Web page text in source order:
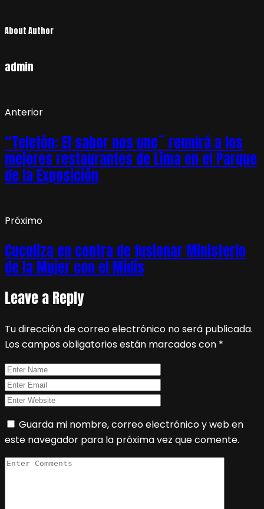
About Author
admin
Anterior
“Teletón: El sabor nos une¨ reunirá a los
mejores restaurantes de Lima en el Parque
de la Exposición
Próximo
Cuculiza en contra de fusionar Ministerio
de la Mujer con el Midis
Leave a Reply
Tu dirección de correo electrónico no será publicada.
Los campos obligatorios están marcados con *
Guarda mi nombre, correo electrónico y web en
este navegador para la próxima vez que comente.